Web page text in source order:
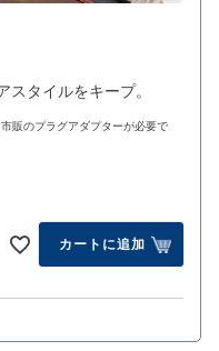
タイルをキープ。
販のプラグアダプターが必要で
カートに追加